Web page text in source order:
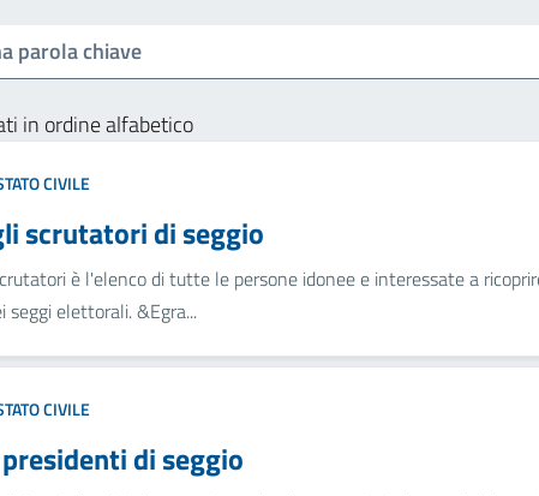
in ordine alfabetico
CIVILE
scrutatori di seggio
è l'elenco di tutte le persone idonee e interessate a
seggi elettorali. &Egra...
CIVILE
di seggio